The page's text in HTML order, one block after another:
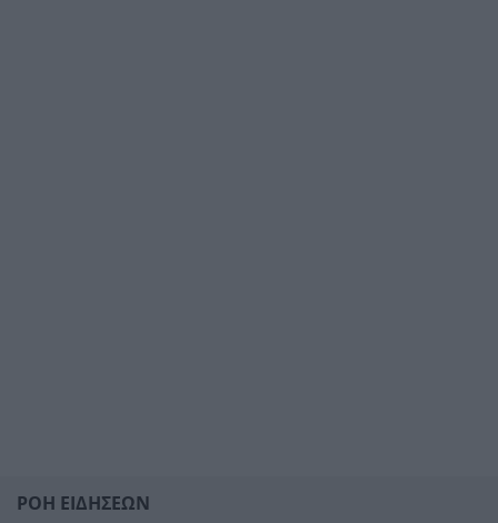
ΡΟΗ ΕΙΔΗΣΕΩΝ